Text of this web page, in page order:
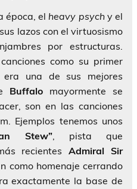
época, el heavy psychy el
lazos con el virtuosismo
por estructuras.
como su primer
era una de sus mejores
Buffalo mayormente se
son en las canciones
Ejemplos tenemos unos
Stew”, pista que
recientesAdmiral Sir
como homenaje cerrando
exactamente la base de